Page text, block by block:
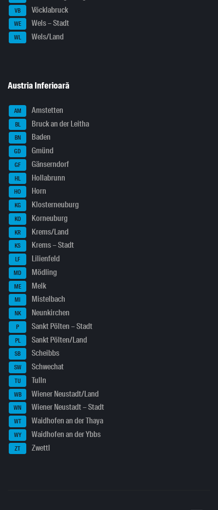
VB Vöcklabruck
WE Wels – Stadt
WL Wels/Land
Austria Inferioară
AM Amstetten
BL Bruck an der Leitha
BN Baden
GD Gmünd
GF Gänserndorf
HL Hollabrunn
HO Horn
KG Klosterneuburg
KO Korneuburg
KR Krems/Land
KS Krems – Stadt
LF Lilienfeld
MD Mödling
ME Melk
MI Mistelbach
NK Neunkirchen
P Sankt Pölten – Stadt
PL Sankt Pölten/Land
SB Scheibbs
SW Schwechat
TU Tulln
WB Wiener Neustadt/Land
WN Wiener Neustadt – Stadt
WT Waidhofen an der Thaya
WY Waidhofen an der Ybbs
ZT Zwettl